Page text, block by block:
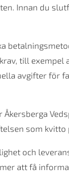
Innan du
till exempel
avgifter för
som kvitto
och
att få